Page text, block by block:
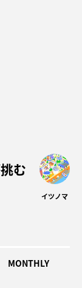
む
イツノマ
MONTHLY